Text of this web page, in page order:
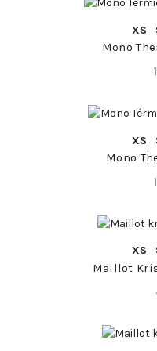
XS
Mono
XS
Mono
XS
Maillot